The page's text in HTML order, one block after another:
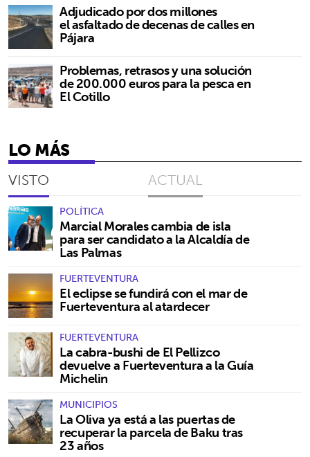
Adjudicado por dos millones
el asfaltado de decenas de calles en
Pájara
Problemas, retrasos y una solución
de 200.000 euros para la pesca en
El Cotillo
LO MÁS
VISTO ACTUAL
POLÍTICA
Marcial Morales cambia de isla
para ser candidato a la Alcaldía de
Las Palmas
FUERTEVENTURA
El eclipse se fundirá con el mar de
Fuerteventura al atardecer
FUERTEVENTURA
La cabra-bushi de El Pellizco
devuelve a Fuerteventura a la Guía
Michelin
MUNICIPIOS
La Oliva ya está a las puertas de
recuperar la parcela de Baku tras
23 años